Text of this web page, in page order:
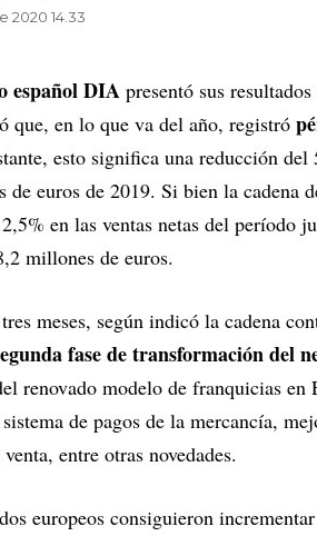
2020 14.33
español DIA presentó sus
que, en lo que va del año, registró
esto significa una reducción
de euros de 2019. Si bien la cadena
en las ventas netas del período
millones de euros.
meses, según indicó la cadena
fase de transformación del
renovado modelo de franquicias
de pagos de la mercancía,
entre otras novedades.
europeos consiguieron